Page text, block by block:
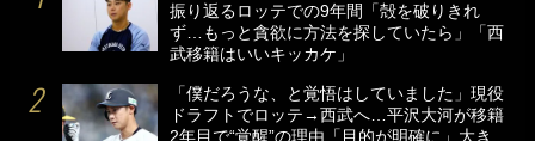
振り返るロッテでの9年間「殻を破りきれ
ず…もっと貪欲に方法を探していたら」「西
武移籍はいいキッカケ」
「僕だろうな、と覚悟はしていました」現役
ドラフトでロッテ→西武へ…平沢大河が移籍
2年目で“覚醒”の理由「目的が明確に」大き